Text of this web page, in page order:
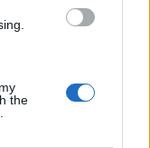
the